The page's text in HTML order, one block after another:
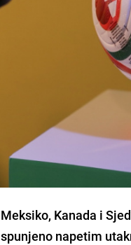
Kanada i
napetim